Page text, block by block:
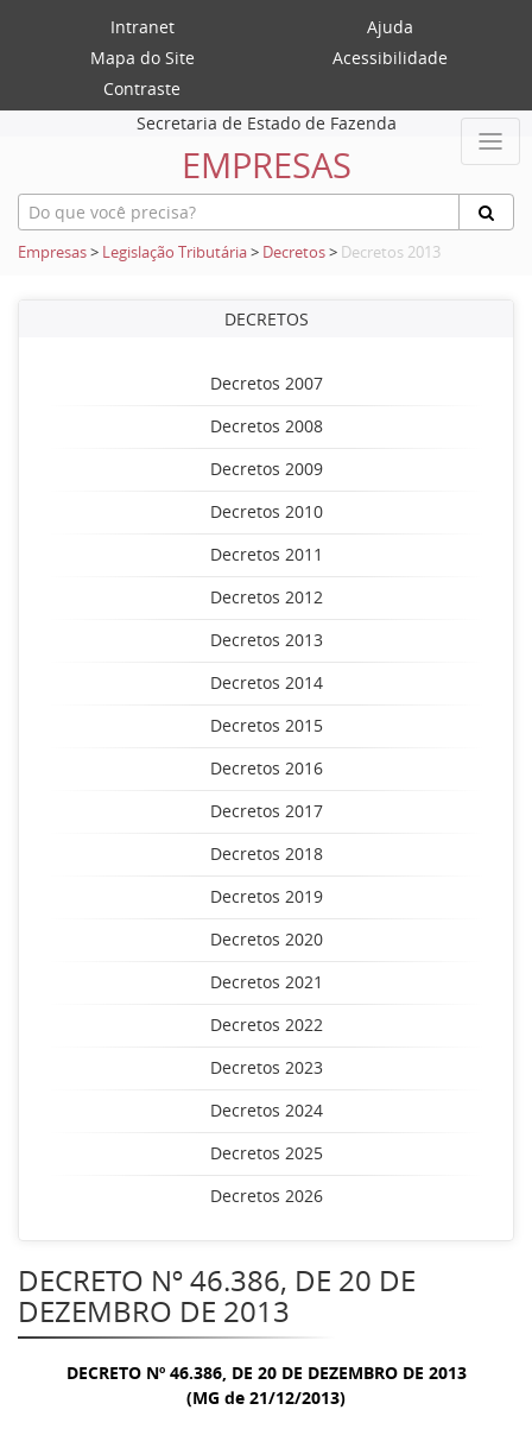
Intranet
Ajuda
Mapa do Site
Acessibilidade
Contraste
Secretaria de Estado de Fazenda
EMPRESAS
Empresas> Legislação Tributária> Decretos> Decretos 2013
DECRETOS
Decretos 2007
Decretos 2008
Decretos 2009
Decretos 2010
Decretos 2011
Decretos 2012
Decretos 2013
Decretos 2014
Decretos 2015
Decretos 2016
Decretos 2017
Decretos 2018
Decretos 2019
Decretos 2020
Decretos 2021
Decretos 2022
Decretos 2023
Decretos 2024
Decretos 2025
Decretos 2026
DECRETO Nº 46.386, DE 20 DE
DEZEMBRO DE 2013
DECRETO Nº 46.386, DE 20 DE DEZEMBRO DE 2013
(MG de 21/12/2013)